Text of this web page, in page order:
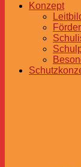
Konzept